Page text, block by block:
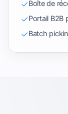
Boîte de
Portail B2B
Batch